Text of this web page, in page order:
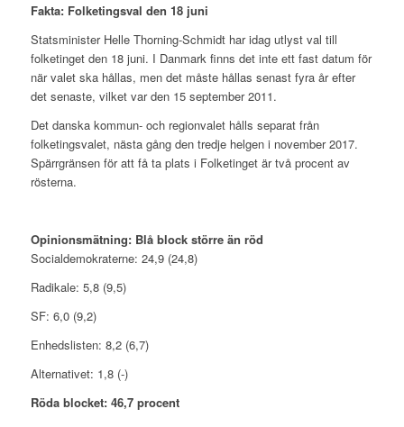
Fakta: Folketingsval den 18 juni
Statsminister Helle Thorning-Schmidt har idag utlyst val till
folketinget den 18 juni. I Danmark finns det inte ett fast datum för
när valet ska hållas, men det måste hållas senast fyra år efter
det senaste, vilket var den 15 september 2011.
Det danska kommun- och regionvalet hålls separat från
folketingsvalet, nästa gång den tredje helgen i november 2017.
Spärrgränsen för att få ta plats i Folketinget är två procent av
rösterna.
Opinionsmätning: Blå block större än röd
Socialdemokraterne: 24,9 (24,8)
Radikale: 5,8 (9,5)
SF: 6,0 (9,2)
Enhedslisten: 8,2 (6,7)
Alternativet: 1,8 (-)
Röda blocket: 46,7 procent